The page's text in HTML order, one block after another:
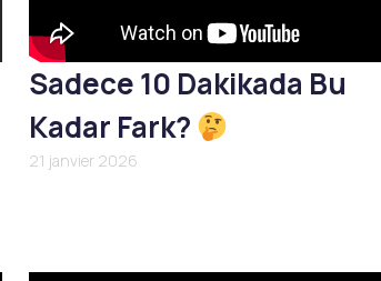
Sadece 10 Dakikada Bu
Kadar Fark?
21 janvier 2026